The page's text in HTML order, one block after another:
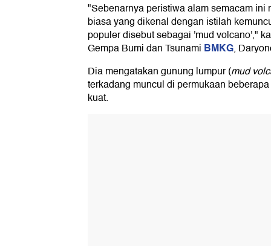
"Sebenarnya peristiwa alam semacam ini
biasa yang dikenal dengan istilah
populer disebut sebagai 'mud volcano',"
Gempa Bumi dan Tsunami BMKG,
Dia mengatakan gunung lumpur (mud
terkadang muncul di permukaan
kuat.